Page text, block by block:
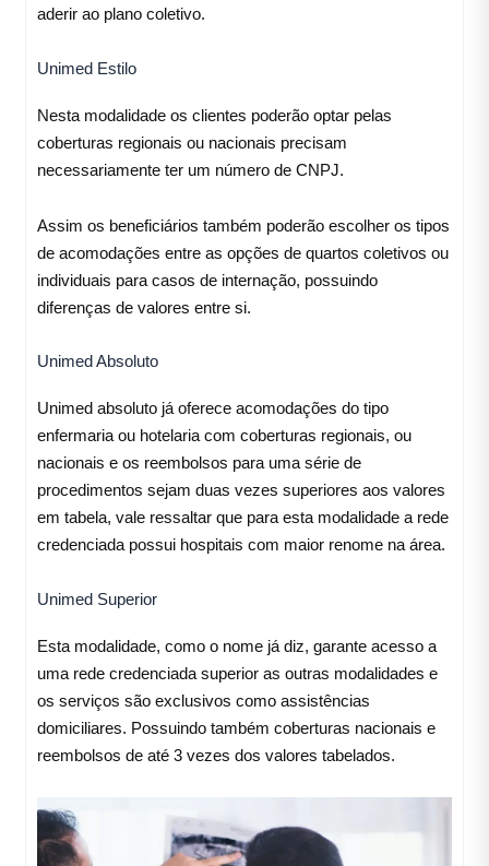
aderir ao plano coletivo.
Unimed Estilo
Nesta modalidade os clientes poderão optar pelas
coberturas regionais ou nacionais precisam
necessariamente ter um número de CNPJ.
Assim os beneficiários também poderão escolher os tipos
de acomodações entre as opções de quartos coletivos ou
individuais para casos de internação, possuindo
diferenças de valores entre si.
Unimed Absoluto
Unimed absoluto já oferece acomodações do tipo
enfermaria ou hotelaria com coberturas regionais, ou
nacionais e os reembolsos para uma série de
procedimentos sejam duas vezes superiores aos valores
em tabela, vale ressaltar que para esta modalidade a rede
credenciada possui hospitais com maior renome na área.
Unimed Superior
Esta modalidade, como o nome já diz, garante acesso a
uma rede credenciada superior as outras modalidades e
os serviços são exclusivos como assistências
domiciliares. Possuindo também coberturas nacionais e
reembolsos de até 3 vezes dos valores tabelados.